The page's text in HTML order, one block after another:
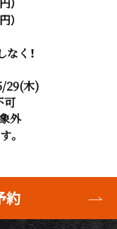
）
く！
29(木)
可
外
。
約